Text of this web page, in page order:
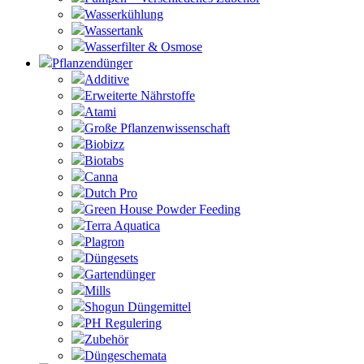
Wasserkühlung
Wassertank
Wasserfilter & Osmose
Pflanzendünger
Additive
Erweiterte Nährstoffe
Atami
Große Pflanzenwissenschaft
Biobizz
Biotabs
Canna
Dutch Pro
Green House Powder Feeding
Terra Aquatica
Plagron
Düngesets
Gartendünger
Mills
Shogun Düngemittel
PH Regulering
Zubehör
Düngeschemata